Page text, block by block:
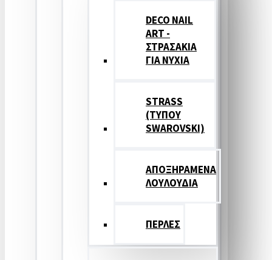
DECO NAIL
ART -
ΣΤΡΑΣΑΚΙΑ
ΓΙΑ ΝΥΧΙΑ
STRASS
(ΤΥΠΟΥ
SWAROVSKI)
ΑΠΟΞΗΡΑΜΕΝΑ
ΛΟΥΛΟΥΔΙΑ
ΠΕΡΛΕΣ